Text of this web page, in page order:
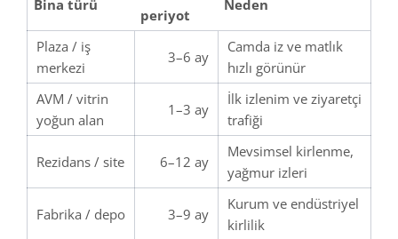
Bina türü
periyot
Neden
Plaza / iş
merkezi
3–6 ay
Camda iz ve matlık
hızlı görünür
AVM / vitrin
yoğun alan
1–3 ay
İlk izlenim ve ziyaretçi
trafiği
Rezidans / site 6–12 ay
Mevsimsel kirlenme,
yağmur izleri
Fabrika / depo 3–9 ay
Kurum ve endüstriyel
kirlilik